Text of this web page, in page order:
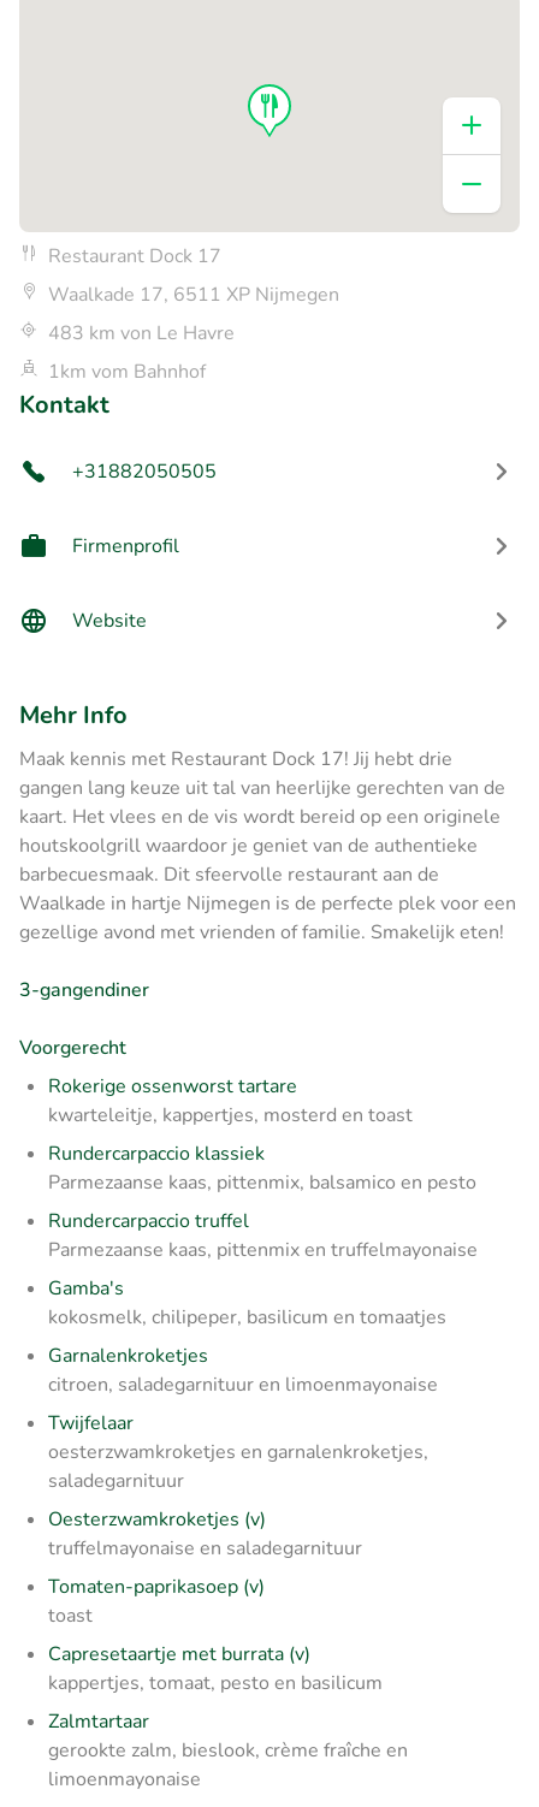
Restaurant Dock 17
Waalkade 17, 6511 XP Nijmegen
483 km von Le Havre
1km vom Bahnhof
Kontakt
+31882050505
Firmenprofil
Website
Mehr Info
Maak kennis met Restaurant Dock 17! Jij hebt drie
gangen lang keuze uit tal van heerlijke gerechten van de
kaart. Het vlees en de vis wordt bereid op een originele
houtskoolgrill waardoor je geniet van de authentieke
barbecuesmaak. Dit sfeervolle restaurant aan de
Waalkade in hartje Nijmegen is de perfecte plek voor een
gezellige avond met vrienden of familie. Smakelijk eten!
3-gangendiner
Voorgerecht
Rokerige ossenworst tartare
kwarteleitje, kappertjes, mosterd en toast
Rundercarpaccio klassiek
Parmezaanse kaas, pittenmix, balsamico en pesto
Rundercarpaccio truffel
Parmezaanse kaas, pittenmix en truffelmayonaise
Gamba's
kokosmelk, chilipeper, basilicum en tomaatjes
Garnalenkroketjes
citroen, saladegarnituur en limoenmayonaise
Twijfelaar
oesterzwamkroketjes en garnalenkroketjes,
saladegarnituur
Oesterzwamkroketjes (v)
truffelmayonaise en saladegarnituur
Tomaten-paprikasoep (v)
toast
Capresetaartje met burrata (v)
kappertjes, tomaat, pesto en basilicum
Zalmtartaar
gerookte zalm, bieslook, crème fraîche en
limoenmayonaise